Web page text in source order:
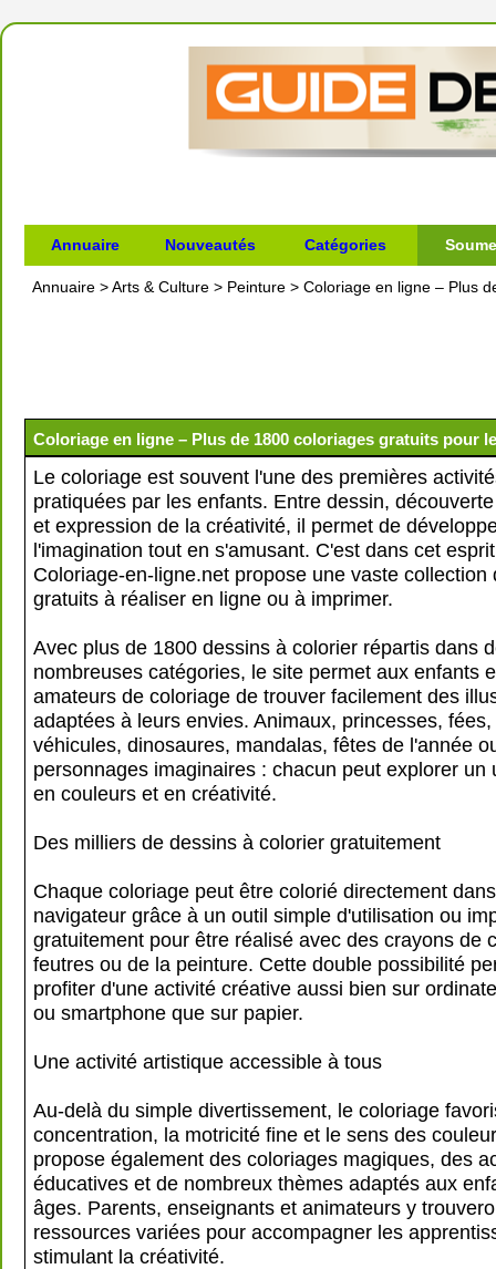
Annuaire Nouveautés Catégories
Annuaire >Arts & Culture > Peinture > Coloriage en ligne – Plus
Coloriage en ligne – Plus de 1800 coloriages gratuits pour
Le coloriage est souvent l'une des premières
pratiquées par les enfants. Entre dessin,
et expression de la créativité, il permet de
l'imagination tout en s'amusant. C'est dans cet
Coloriage-en-ligne.net propose une vaste collection
gratuits à réaliser en ligne ou à imprimer.
Avec plus de 1800 dessins à colorier répartis dans
nombreuses catégories, le site permet aux enfants
amateurs de coloriage de trouver facilement des
adaptées à leurs envies. Animaux, princesses,
véhicules, dinosaures, mandalas, fêtes de l'année
personnages imaginaires : chacun peut explorer un
en couleurs et en créativité.
Des milliers de dessins à colorier gratuitement
Chaque coloriage peut être colorié directement
navigateur grâce à un outil simple d'utilisation ou
gratuitement pour être réalisé avec des crayons de
feutres ou de la peinture. Cette double possibilité
profiter d'une activité créative aussi bien sur
ou smartphone que sur papier.
Une activité artistique accessible à tous
Au-delà du simple divertissement, le coloriage
concentration, la motricité fine et le sens des
propose également des coloriages magiques, des
éducatives et de nombreux thèmes adaptés aux
âges. Parents, enseignants et animateurs y
ressources variées pour accompagner les
stimulant la créativité.